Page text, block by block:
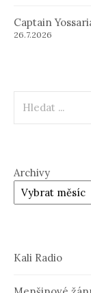
Captain
26.7.2026
Archivy
Kali Radio